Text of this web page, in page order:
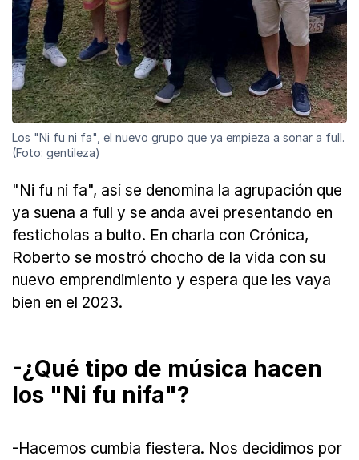
Los "Ni fu ni fa", el nuevo grupo que ya empieza a sonar a full.
(Foto: gentileza)
"Ni fu ni fa", así se denomina la agrupación que
ya suena a full y se anda avei presentando en
festicholas a bulto. En charla con Crónica,
Roberto se mostró chocho de la vida con su
nuevo emprendimiento y espera que les vaya
bien en el 2023.
-¿Qué tipo de música hacen
los "Ni fu nifa"?
-Hacemos cumbia fiestera. Nos decidimos por